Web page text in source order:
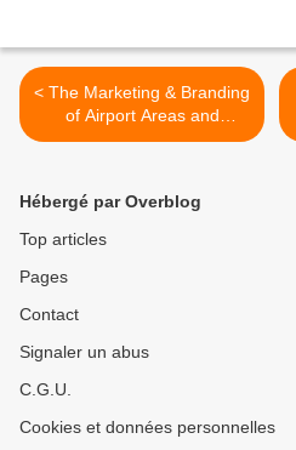
< The Marketing & Branding
of Airport Areas and
Aerotropolis
Hébergé par Overblog
Top articles
Pages
Contact
Signaler un abus
C.G.U.
Cookies et données personnelles